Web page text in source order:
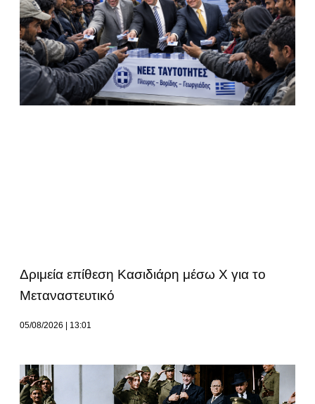
Δριμεία επίθεση Κασιδιάρη μέσω Χ για το
Μεταναστευτικό
05/08/2026 13:01